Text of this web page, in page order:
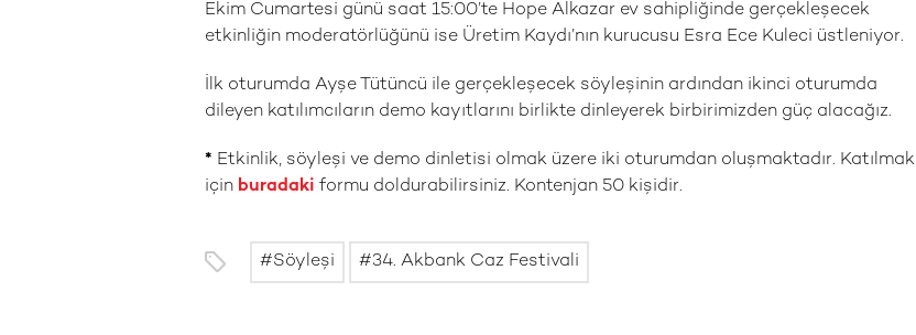
Ekim Cumartesi günü saat 15:00’te Hope Alkazar ev sahipliğinde gerçekleşecek
etkinliğin moderatörlüğünü ise Üretim Kaydı’nın kurucusu Esra Ece Kuleci üstleniyor.
İlk oturumda Ayşe Tütüncü ile gerçekleşecek söyleşinin ardından ikinci oturumda
dileyen katılımcıların demo kayıtlarını birlikte dinleyerek birbirimizden güç alacağız.
* Etkinlik, söyleşi ve demo dinletisi olmak üzere iki oturumdan oluşmaktadır. Katılmak
için buradaki formu doldurabilirsiniz. Kontenjan 50 kişidir.
Söyleşi 34. Akbank Caz Festivali